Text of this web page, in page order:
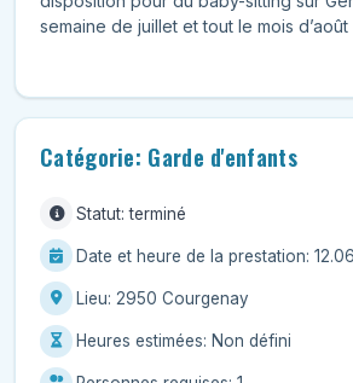
semaine de juillet et tout le mois d’août
Catégorie: Garde d'enfants
Statut: terminé
Date et heure de la prestation:
Lieu: 2950 Courgenay
Heures estimées: Non défini